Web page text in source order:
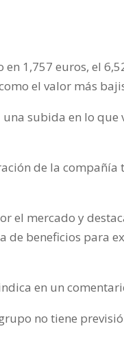
1,757 euros, el
el valor más
subida en lo que
de la compañía
el mercado y
beneficios para
en un
no tiene